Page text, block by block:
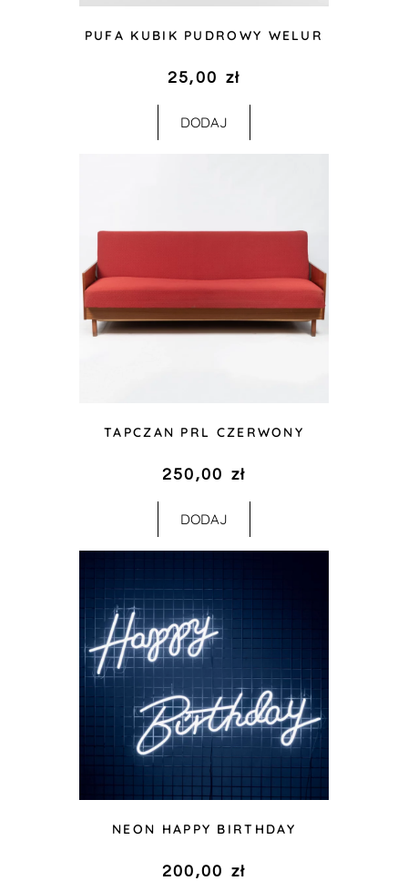
PUFA KUBIK PUDROWY WELUR
25,00 zł
DODAJ
TAPCZAN PRL CZERWONY
250,00 zł
DODAJ
NEON HAPPY BIRTHDAY
200,00 zł